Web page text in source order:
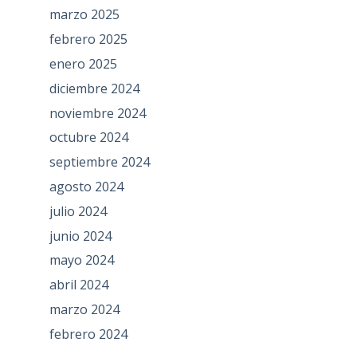
marzo 2025
febrero 2025
enero 2025
diciembre 2024
noviembre 2024
octubre 2024
septiembre 2024
agosto 2024
julio 2024
junio 2024
mayo 2024
abril 2024
marzo 2024
febrero 2024